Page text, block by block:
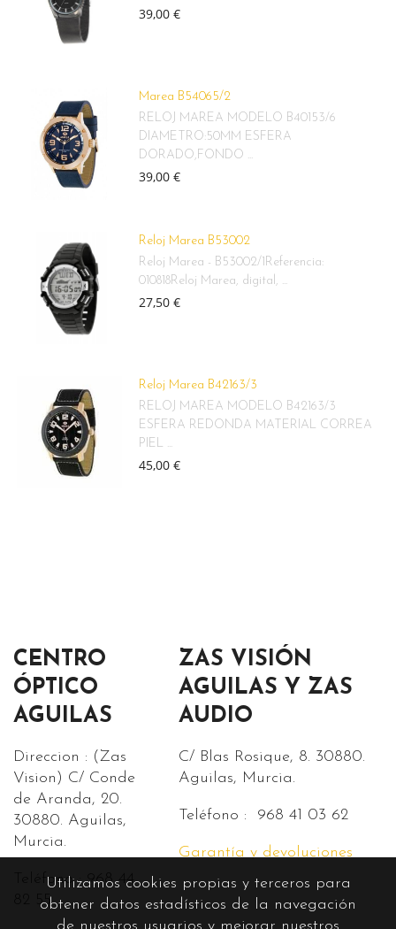
39,00 €
Marea B54065/2
RELOJ MAREA MODELO B40153/6
DIAMETRO:50MM ESFERA
DORADO,FONDO ...
39,00 €
Reloj Marea B53002
Reloj Marea - B53002/1Referencia:
010818Reloj Marea, digital, ...
27,50 €
Reloj Marea B42163/3
RELOJ MAREA MODELO B42163/3
ESFERA REDONDA MATERIAL CORREA
PIEL ...
45,00 €
CENTRO
ÓPTICO
AGUILAS
Direccion : (Zas
Vision) C/ Conde
de Aranda, 20.
30880. Aguilas,
Murcia.
Teléfono : 968 44
82 55.
ZAS VISIÓN
AGUILAS Y ZAS
AUDIO
C/ Blas Rosique, 8. 30880.
Aguilas, Murcia.
Teléfono : 968 41 03 62
Garantía y devoluciones
Utilizamos cookies propias y terceros para
obtener datos estadísticos de la navegación